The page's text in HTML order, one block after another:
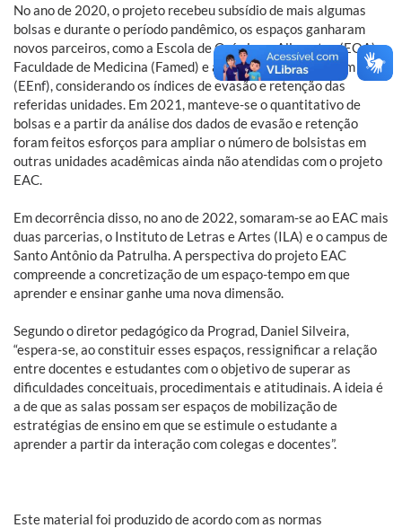
No ano de 2020, o projeto recebeu subsídio de mais algumas
bolsas e durante o período pandêmico, os espaços ganharam
novos parceiros, como a Escola de Química e Alimentos (EQA), a
Faculdade de Medicina (Famed) e a Escola de Enfermagem
(EEnf), considerando os índices de evasão e retenção das
referidas unidades. Em 2021, manteve-se o quantitativo de
bolsas e a partir da análise dos dados de evasão e retenção
foram feitos esforços para ampliar o número de bolsistas em
outras unidades acadêmicas ainda não atendidas com o projeto
EAC.
Em decorrência disso, no ano de 2022, somaram-se ao EAC mais
duas parcerias, o Instituto de Letras e Artes (ILA) e o campus de
Santo Antônio da Patrulha. A perspectiva do projeto EAC
compreende a concretização de um espaço-tempo em que
aprender e ensinar ganhe uma nova dimensão.
Segundo o diretor pedagógico da Prograd, Daniel Silveira,
“espera-se, ao constituir esses espaços, ressignificar a relação
entre docentes e estudantes com o objetivo de superar as
dificuldades conceituais, procedimentais e atitudinais. A ideia é
a de que as salas possam ser espaços de mobilização de
estratégias de ensino em que se estimule o estudante a
aprender a partir da interação com colegas e docentes”.
Este material foi produzido de acordo com as normas